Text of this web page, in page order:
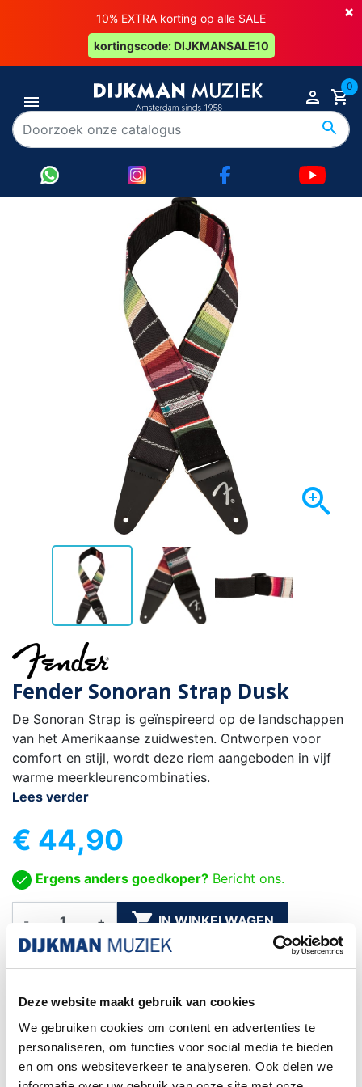
Deze website maakt gebruik van cookies
We gebruiken cookies om content en advertenties te
personaliseren, om functies voor social media te bieden
en om ons websiteverkeer te analyseren. Ook delen we
×
10% EXTRA korting op alle SALE
kortingscode: DIJKMANSALE10
0

Fender Sonoran Strap Dusk
De Sonoran Strap is geïnspireerd op de landschappen
van het Amerikaanse zuidwesten. Ontworpen voor
comfort en stijl, wordt deze riem aangeboden in vijf
warme meerkleurencombinaties.
Lees verder
€ 44,90
Ergens anders goedkoper? Bericht ons.
- +  IN WINKELWAGEN
Levertijd: 1 - 5 werkdagen
Gratis verzending
Vanaf €75
Exacte levertijd weten?
Bel naar de winkel! 020-6265611